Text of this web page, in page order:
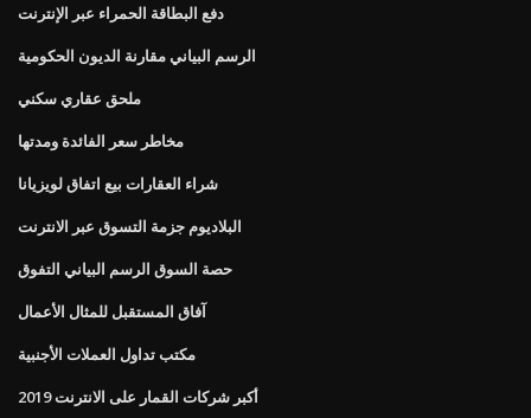
دفع البطاقة الحمراء عبر الإنترنت
الرسم البياني مقارنة الديون الحكومية
ملحق عقاري سكني
مخاطر سعر الفائدة ومدتها
شراء العقارات بيع اتفاق لويزيانا
البلاديوم جزمة التسوق عبر الانترنت
حصة السوق الرسم البياني التفوق
آفاق المستقبل للمثال الأعمال
مكتب تداول العملات الأجنبية
أكبر شركات القمار على الانترنت 2019